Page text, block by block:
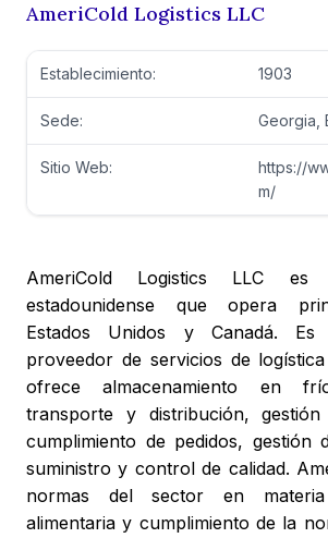
AmeriCold Logistics LLC
Establecimiento: 1903
Sede: Georgia,
Sitio Web:
https://
m/
AmeriCold Logistics LLC es
estadounidense que opera
Estados Unidos y Canadá. Es
proveedor de servicios de
ofrece almacenamiento en
transporte y distribución,
cumplimiento de pedidos, gestión
suministro y control de calidad.
normas del sector en
alimentaria y cumplimiento de la